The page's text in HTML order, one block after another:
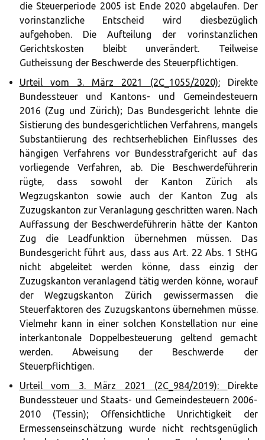
die Steuerperiode 2005 ist Ende 2020 abgelaufen. Der
vorinstanzliche Entscheid wird diesbezüglich
aufgehoben. Die Aufteilung der vorinstanzlichen
Gerichtskosten bleibt unverändert. Teilweise
Gutheissung der Beschwerde des Steuerpflichtigen.
Urteil vom 3. März 2021 (2C_1055/2020):Direkte
Bundessteuer und Kantons- und Gemeindesteuern
2016 (Zug und Zürich); Das Bundesgericht lehnte die
Sistierung des bundesgerichtlichen Verfahrens, mangels
Substantiierung des rechtserheblichen Einflusses des
hängigen Verfahrens vor Bundesstrafgericht auf das
vorliegende Verfahren, ab. Die Beschwerdeführerin
rügte, dass sowohl der Kanton Zürich als
Wegzugskanton sowie auch der Kanton Zug als
Zuzugskanton zur Veranlagung geschritten waren. Nach
Auffassung der Beschwerdeführerin hätte der Kanton
Zug die Leadfunktion übernehmen müssen. Das
Bundesgericht führt aus, dass aus Art. 22 Abs. 1 StHG
nicht abgeleitet werden könne, dass einzig der
Zuzugskanton veranlagend tätig werden könne, worauf
der Wegzugskanton Zürich gewissermassen die
Steuerfaktoren des Zuzugskantons übernehmen müsse.
Vielmehr kann in einer solchen Konstellation nur eine
interkantonale Doppelbesteuerung geltend gemacht
werden. Abweisung der Beschwerde der
Steuerpflichtigen.
Urteil vom 3. März 2021 (2C_984/2019): Direkte
Bundessteuer und Staats- und Gemeindesteuern 2006-
2010 (Tessin); Offensichtliche Unrichtigkeit der
Ermessenseinschätzung wurde nicht rechtsgenüglich